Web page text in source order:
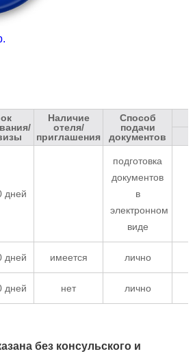
Наличие
отеля/
приглашения
Способ
подачи
документов
дней
подготовка
документов
в
электронном
виде
дней имеется лично
дней нет лично
без консульского и